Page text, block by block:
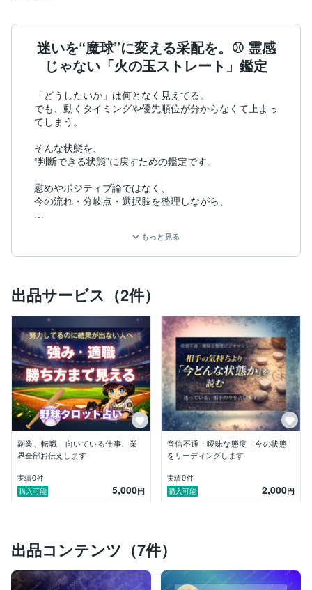
迷いを“魔球”に変える采配を。⚾️ 霊感
じゃない「火の玉ストレート」鑑定
「どうしたいか」は何となく見えてる。
でも、動くタイミングや優先順位が分からなくて止まっ
てしまう。
そんな状態を、
“判断できる状態”に戻すための鑑定です。
慰めやポジティブ論ではなく、
今の流れ・分岐点・選択肢を整理しながら、
・どこが攻め時か
を、一緒に見極めていきましょう。
◆この鑑定でできること
今の状況や関係性を整理しながら、
・迷いの正体
・攻め時／待ち時
・今やるべきこと
・今はやらなくていいこと
・無理の出にくい選択肢
・流れに乗るためのヒント
を整理していきます。
未来を断定するのではなく、
◆こんな方へ
もっと見る
出品サービス（2件）
副業、転職｜向いている仕事、業
界全部お伝えします
実績0件
購入可能
5,000円
音信不通・曖昧な態度｜今の状態
をリーディングします
実績0件
購入可能
2,000円
出品コンテンツ（7件）